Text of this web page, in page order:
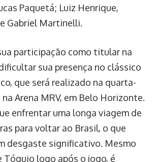
Paquetá; Luiz Henrique,
Gabriel Martinelli.
participação como titular na
sua presença no clássico
que será realizado na quarta-
na Arena MRV, em Belo Horizonte.
enfrentar uma longa viagem de
para voltar ao Brasil, o que
desgaste significativo. Mesmo
Tóquio logo após o jogo, é